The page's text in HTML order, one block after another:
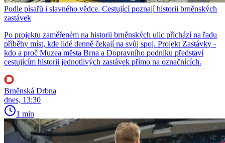
Podle písařů i slavného vědce. Cestující poznají historii brněnských
zastávek
Po projektu zaměřeném na historii brněnských ulic přichází na řadu
příběhy míst, kde lidé denně čekají na svůj spoj. Projekt Zastávky -
kdo a proč Muzea města Brna a Dopravního podniku představí
cestujícím historii jednotlivých zastávek přímo na označnících.
Brněnská Drbna
dnes, 13:30
1 min